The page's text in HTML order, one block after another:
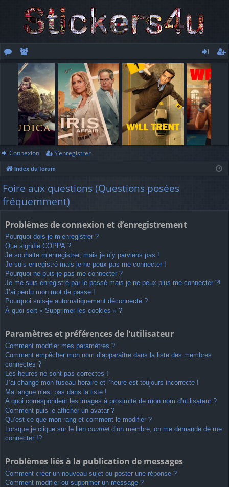
e
m
br
es
o
n
ne
xi
o
Connexion S’enregistrer
Index du forum
Foire aux questions (Questions posées
fréquemment)
Problèmes de connexion et d’enregistrement
Pourquoi dois-je m’enregistrer ?
Que signifie COPPA ?
Je souhaite m’enregistrer, mais je n’y parviens pas !
Je suis enregistré mais je ne peux pas me connecter !
Pourquoi ne puis-je pas me connecter ?
Je me suis enregistré par le passé mais je ne peux plus me connecter ?!
J’ai perdu mon mot de passe !
Pourquoi suis-je automatiquement déconnecté ?
À quoi sert « Supprimer les cookies » ?
Paramètres et préférences de l’utilisateur
Comment modifier mes paramètres ?
Comment empêcher mon nom d’apparaître dans la liste des membres
connectés ?
Les heures ne sont pas correctes !
J’ai changé mon fuseau horaire et l’heure est toujours incorrecte !
Ma langue n’est pas dans la liste !
A quoi correspondent les images à proximité de mon nom d’utilisateur ?
Comment puis-je afficher un avatar ?
Qu’est-ce que mon rang et comment le modifier ?
Lorsque je clique sur le lien courriel d’un membre, on me demande de me
connecter !?
Problèmes liés à la publication de messages
Comment créer un nouveau sujet ou poster une réponse ?
Comment modifier ou supprimer un message ?